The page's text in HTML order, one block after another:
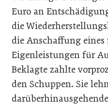
Euro an
die
die Anschaffung eines
Eigenleistungen für
Beklagte zahlte
den Schuppen. Sie